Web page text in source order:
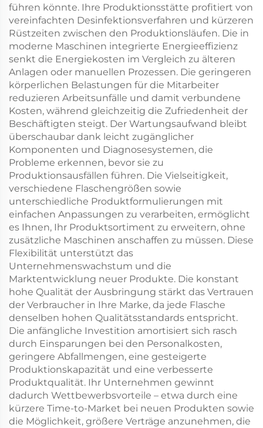
führen könnte. Ihre Produktionsstätte profitiert von
vereinfachten Desinfektionsverfahren und kürzeren
Rüstzeiten zwischen den Produktionsläufen. Die in
moderne Maschinen integrierte Energieeffizienz
senkt die Energiekosten im Vergleich zu älteren
Anlagen oder manuellen Prozessen. Die geringeren
körperlichen Belastungen für die Mitarbeiter
reduzieren Arbeitsunfälle und damit verbundene
Kosten, während gleichzeitig die Zufriedenheit der
Beschäftigten steigt. Der Wartungsaufwand bleibt
überschaubar dank leicht zugänglicher
Komponenten und Diagnosesystemen, die
Probleme erkennen, bevor sie zu
Produktionsausfällen führen. Die Vielseitigkeit,
verschiedene Flaschengrößen sowie
unterschiedliche Produktformulierungen mit
einfachen Anpassungen zu verarbeiten, ermöglicht
es Ihnen, Ihr Produktsortiment zu erweitern, ohne
zusätzliche Maschinen anschaffen zu müssen. Diese
Flexibilität unterstützt das
Unternehmenswachstum und die
Marktentwicklung neuer Produkte. Die konstant
hohe Qualität der Ausbringung stärkt das Vertrauen
der Verbraucher in Ihre Marke, da jede Flasche
denselben hohen Qualitätsstandards entspricht.
Die anfängliche Investition amortisiert sich rasch
durch Einsparungen bei den Personalkosten,
geringere Abfallmengen, eine gesteigerte
Produktionskapazität und eine verbesserte
Produktqualität. Ihr Unternehmen gewinnt
dadurch Wettbewerbsvorteile – etwa durch eine
kürzere Time-to-Market bei neuen Produkten sowie
die Möglichkeit, größere Verträge anzunehmen, die